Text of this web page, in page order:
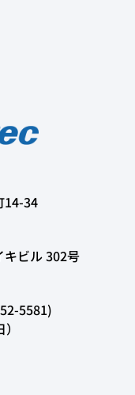
14-34
ビル 302号
5581)